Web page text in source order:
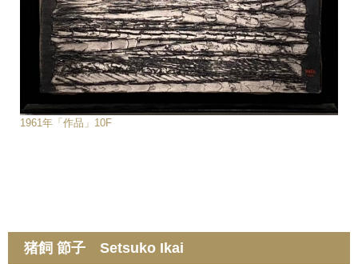
1961年「作品」10F
猪飼 節子 Setsuko Ikai